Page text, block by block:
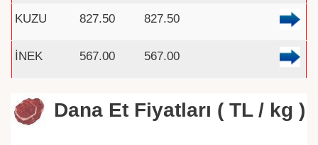
KUZU 827.50 827.50
İNEK 567.00 567.00
Dana Et Fiyatları ( TL / kg )